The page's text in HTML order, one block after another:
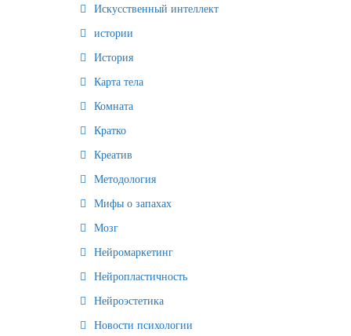
Искусственный интеллект
истории
История
Карта тела
Комната
Кратко
Креатив
Методология
Мифы о запахах
Мозг
Нейромаркетинг
Нейропластичность
Нейроэстетика
Новости психологии